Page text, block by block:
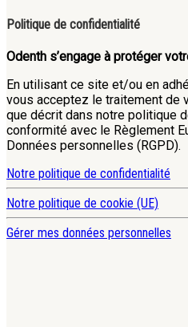
Politique de confidentialité
Odenth s’engage à protéger
En utilisant ce site et/ou en
vous acceptez le traitement de
que décrit dans notre politique
conformité avec le Règlement
Données personnelles (RGPD).
Notre politique de confidentialité
Notre politique de cookie (UE)
Gérer mes données personnelles